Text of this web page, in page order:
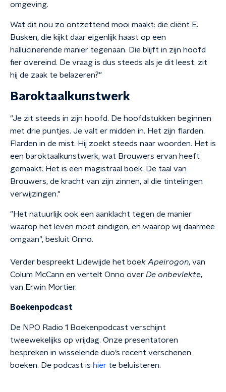
omgeving.
Wat dit nou zo ontzettend mooi maakt: die cliënt E.
Busken, die kijkt daar eigenlijk haast op een
hallucinerende manier tegenaan. Die blijft in zijn hoofd
fier overeind. De vraag is dus steeds als je dit leest: zit
hij de zaak te belazeren?"
Baroktaalkunstwerk
"Je zit steeds in zijn hoofd. De hoofdstukken beginnen
met drie puntjes. Je valt er midden in. Het zijn flarden.
Flarden in de mist. Hij zoekt steeds naar woorden. Het is
een baroktaalkunstwerk, wat Brouwers ervan heeft
gemaakt. Het is een magistraal boek. De taal van
Brouwers, de kracht van zijn zinnen, al die tintelingen
verwijzingen."
"Het natuurlijk ook een aanklacht tegen de manier
waarop het leven moet eindigen, en waarop wij daarmee
omgaan", besluit Onno.
Verder bespreekt Lidewijde het boek Apeirogon, van
Colum McCann en vertelt Onno over De onbevlekte,
van Erwin Mortier.
Boekenpodcast
De NPO Radio 1 Boekenpodcast verschijnt
tweewekelijks op vrijdag. Onze presentatoren
bespreken in wisselende duo’s recent verschenen
boeken. De podcast is hier te beluisteren.